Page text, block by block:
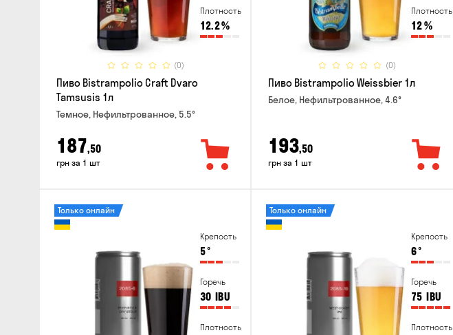
Плотность
12.2%
(0)
Пиво Bistrampolio Craft Dvaro
Tamsusis 1л
Темное, Нефильтрованное, 5.5°
187,50
грн за 1 шт
Плотность
12%
(0)
Пиво Bistrampolio Weissbier 1л
Белое, Нефильтрованное, 4.6°
193,50
грн за 1 шт
Крепость
5°
Горечь
30 IBU
Плотность
Только онлайн
Крепость
6°
Горечь
75 IBU
Плотность
Только онлайн